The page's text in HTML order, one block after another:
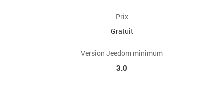
Prix
Gratuit
Version Jeedom minimum
3.0